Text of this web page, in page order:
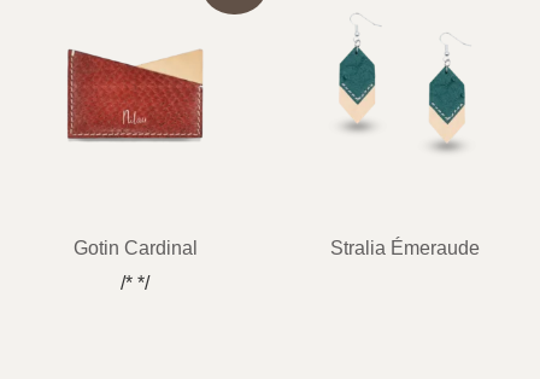
Gotin Cardinal
/* */
Stralia Émeraude